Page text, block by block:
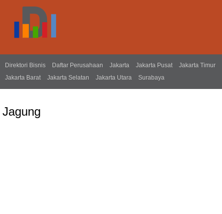
Direktori Bisnis Daftar Perusahaan Jakarta Jakarta Pusat
Jakarta Timur
Jakarta Barat
Jakarta Selatan Jakarta Utara Surabaya
Jagung